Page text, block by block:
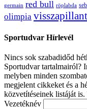
germain red bull röplabda
olimpia
Sportudvar Hírlevél
Nincs sok szabadidőd
Sportudvar tartalmairól?
melyben minden
megjelent cikkeket és a
közvetítéseinek listáját
Vezetéknév